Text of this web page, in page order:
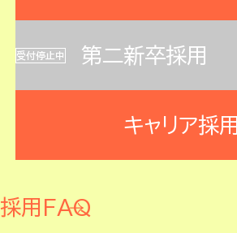
受付停止中 第二新卒採用
キャリア採用
採用FAQ